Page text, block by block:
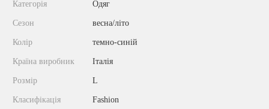
Категорія Одяг
Сезон весна/літо
Колір темно-синій
Країна виробник Італія
Розмір L
Класифікація Fashion